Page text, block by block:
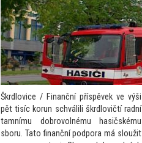
Škrdlovice / Finanční příspěvek ve výši
pět tisíc korun schválili škrdlovičtí radní
tamnímu dobrovolnému hasičskému
sboru. Tato finanční podpora má sloužit